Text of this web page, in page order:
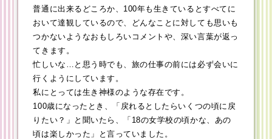
普通に出来るどころか、100年も生きているとすべてに
おいて達観しているので、どんなことに対しても思いも
つかないようなおもしろいコメントや、深い言葉が返っ
てきます。
忙しいな…と思う時でも、旅の仕事の前には必ず会いに
行くようにしています。
私にとっては生き神様のような存在です。
100歳になったとき、「戻れるとしたらいくつの頃に戻
りたい？」と聞いたら、「18の女学校の頃かな、あの
頃は楽しかった」と言っていました。